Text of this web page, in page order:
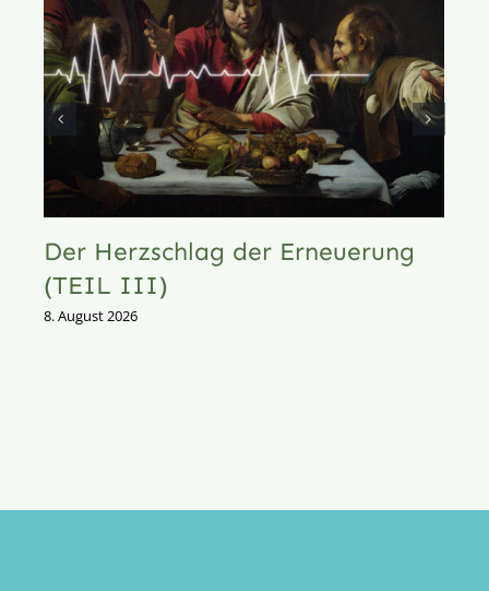
Der Herzschlag der Erneuerung
(TEIL III)
8. August 2026